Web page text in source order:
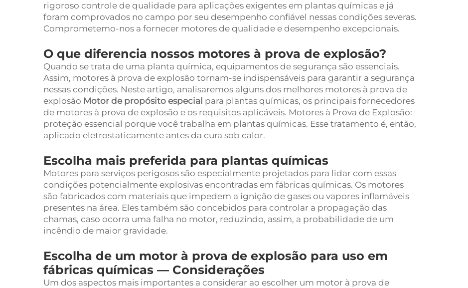
rigoroso controle de qualidade para aplicações exigentes em plantas químicas e já
foram comprovados no campo por seu desempenho confiável nessas condições severas.
Comprometemo-nos a fornecer motores de qualidade e desempenho excepcionais.
O que diferencia nossos motores à prova de explosão?
Quando se trata de uma planta química, equipamentos de segurança são essenciais.
Assim, motores à prova de explosão tornam-se indispensáveis para garantir a segurança
nessas condições. Neste artigo, analisaremos alguns dos melhores motores à prova de
explosão Motor de propósito especial para plantas químicas, os principais fornecedores
de motores à prova de explosão e os requisitos aplicáveis. Motores à Prova de Explosão:
proteção essencial porque você trabalha em plantas químicas. Esse tratamento é, então,
aplicado eletrostaticamente antes da cura sob calor.
Escolha mais preferida para plantas químicas
Motores para serviços perigosos são especialmente projetados para lidar com essas
condições potencialmente explosivas encontradas em fábricas químicas. Os motores
são fabricados com materiais que impedem a ignição de gases ou vapores inflamáveis
presentes na área. Eles também são concebidos para controlar a propagação das
chamas, caso ocorra uma falha no motor, reduzindo, assim, a probabilidade de um
incêndio de maior gravidade.
Escolha de um motor à prova de explosão para uso em
fábricas químicas — Considerações
Um dos aspectos mais importantes a considerar ao escolher um motor à prova de